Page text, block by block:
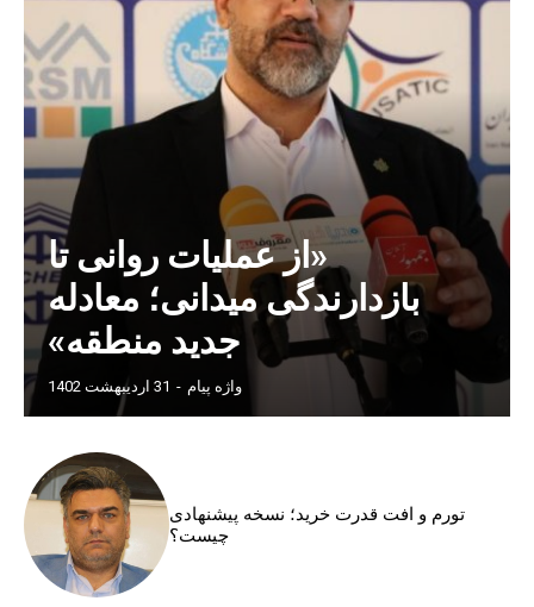
«از عملیات روانی تا
بازدارندگی میدانی؛ معادله
جدید منطقه»
واژه پیام - 31 اردیبهشت 1402
تورم و افت قدرت خرید؛ نسخه پیشنهادی
چیست؟